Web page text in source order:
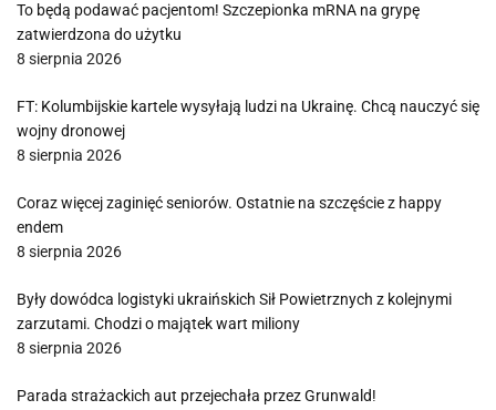
To będą podawać pacjentom! Szczepionka mRNA na grypę
zatwierdzona do użytku
8 sierpnia 2026
FT: Kolumbijskie kartele wysyłają ludzi na Ukrainę. Chcą nauczyć się
wojny dronowej
8 sierpnia 2026
Coraz więcej zaginięć seniorów. Ostatnie na szczęście z happy
endem
8 sierpnia 2026
Były dowódca logistyki ukraińskich Sił Powietrznych z kolejnymi
zarzutami. Chodzi o majątek wart miliony
8 sierpnia 2026
Parada strażackich aut przejechała przez Grunwald!